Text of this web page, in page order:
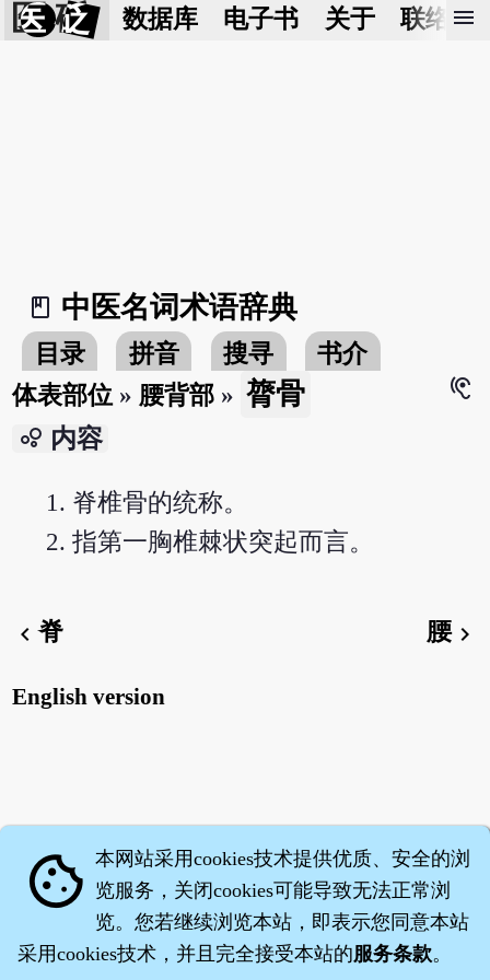
医 砭 数据库 电子书 关于 联络我
menu
book_2
中医名词术语辞典
目录 拼音 搜寻
书介
体表部位 » 腰背部 » 膂骨
hearing
bubble_chart 内容
脊椎骨的统称。
指第一胸椎棘状突起而言。
chevron_left脊 腰chevron_right
English version
cookie 本网站采用cookies技术提供优质、安全的浏
览服务，关闭cookies可能导致无法正常浏
览。您若继续浏览本站，即表示您同意本站
采用cookies技术，并且完全接受本站的服务条款。